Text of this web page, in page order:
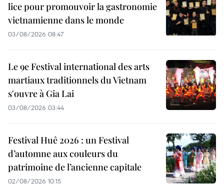
lice pour promouvoir la gastronomie
vietnamienne dans le monde
03/08/2026 08:47
Le 9e Festival international des arts
martiaux traditionnels du Vietnam
s'ouvre à Gia Lai
03/08/2026 03:44
Festival Huê 2026 : un Festival
d’automne aux couleurs du
patrimoine de l’ancienne capitale
02/08/2026 10:15